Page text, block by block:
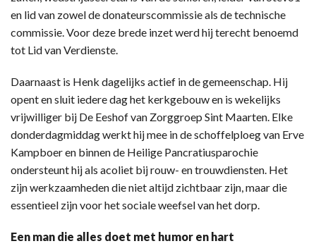
en lid van zowel de donateurscommissie als de technische
commissie. Voor deze brede inzet werd hij terecht benoemd
tot Lid van Verdienste.
Daarnaast is Henk dagelijks actief in de gemeenschap. Hij
opent en sluit iedere dag het kerkgebouw en is wekelijks
vrijwilliger bij De Eeshof van Zorggroep Sint Maarten. Elke
donderdagmiddag werkt hij mee in de schoffelploeg van Erve
Kampboer en binnen de Heilige Pancratiusparochie
ondersteunt hij als acoliet bij rouw- en trouwdiensten. Het
zijn werkzaamheden die niet altijd zichtbaar zijn, maar die
essentieel zijn voor het sociale weefsel van het dorp.
Een man die alles doet met humor en hart